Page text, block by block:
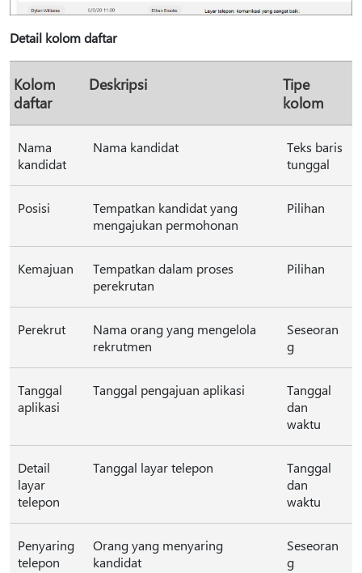
Detail kolom daftar
Kolom
daftar
Deskripsi
Tipe
kolom
Nama
kandidat
Nama kandidat
Teks baris
tunggal
Posisi
Tempatkan kandidat yang
mengajukan permohonan
Pilihan
Kemajuan
Tempatkan dalam proses
perekrutan
Pilihan
Perekrut
Nama orang yang mengelola
rekrutmen
Seseoran
g
Tanggal
aplikasi
Tanggal pengajuan aplikasi
Tanggal
dan
waktu
Detail
layar
telepon
Tanggal layar telepon
Tanggal
dan
waktu
Penyaring
telepon
Orang yang menyaring
kandidat
Seseoran
g